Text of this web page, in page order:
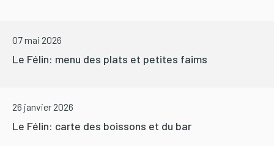
Le Félin: menu des plats et petites faims
07 mai 2026
Le Félin: carte des boissons et du bar
26 janvier 2026